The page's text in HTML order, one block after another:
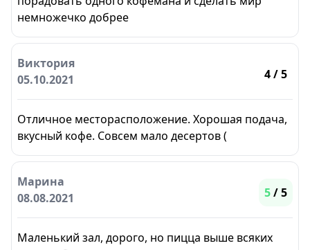
немножечко добрее
Виктория
05.10.2021
4/ 5
Отличное месторасположение. Хорошая подача,
вкусный кофе. Совсем мало десертов (
Марина
08.08.2021
5/ 5
Маленький зал, дорого, но пицца выше всяких